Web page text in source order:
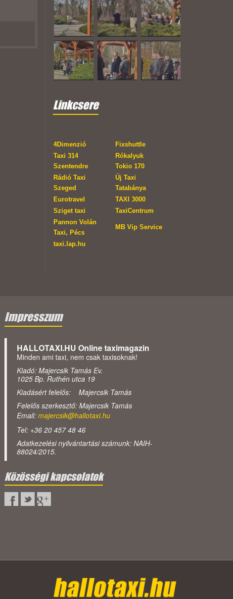
Linkcsere
4Dimenzió
Fixshuttle
Taxi 314
Szentendre
Rókalyuk
Tokio 170
Rádió Taxi
Szeged
Új Taxi
Tatabánya
Eurotravel
TAXI 3000
Sziget taxi
TaxiCentrum
Pannon Volán
Taxi, Pécs
MB Vip Service
taxi.lap.hu
Impresszum
HALLOTAXI.HU Online taximagazin
Minden ami taxi, nem csak taxisoknak!
Kiadó: Majercsik Tamás Ev.
1025 Bp. Ruthén utca 19
Kiadásért felelős: Majercsik Tamás
Felelős szerkesztő: Majercsik Tamás
Email: majercsik@hallotaxi.hu
Tel: +36 20 457 48 46
Adatkezelési nyilvántartási számunk: NAIH-
88024/2015.
Közösségi kapcsolatok